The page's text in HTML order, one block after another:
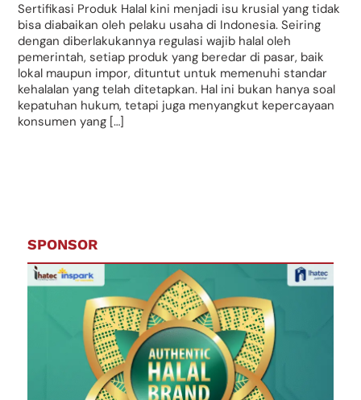
Sertifikasi Produk Halal kini menjadi isu krusial yang tidak
bisa diabaikan oleh pelaku usaha di Indonesia. Seiring
dengan diberlakukannya regulasi wajib halal oleh
pemerintah, setiap produk yang beredar di pasar, baik
lokal maupun impor, dituntut untuk memenuhi standar
kehalalan yang telah ditetapkan. Hal ini bukan hanya soal
kepatuhan hukum, tetapi juga menyangkut kepercayaan
konsumen yang […]
SPONSOR